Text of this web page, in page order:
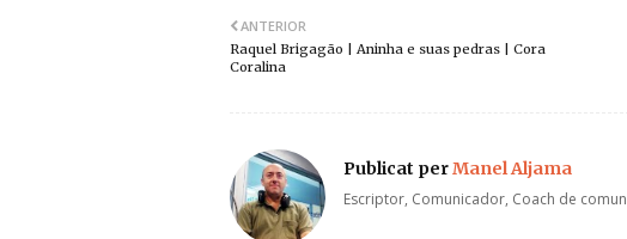
ANTERIOR
Raquel Brigagão | Aninha e suas pedras | Cora
Coralina
Publicat perManel Aljama
Escriptor, Comunicador, Coach de